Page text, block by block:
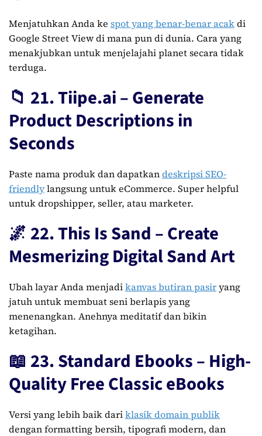
Menjatuhkan Anda ke spot yang benar-benar acakdi
Google Street View di mana pun di dunia. Cara yang
menakjubkan untuk menjelajahi planet secara tidak
terduga.
📁 21. Tiipe.ai – Generate
Product Descriptions in
Seconds
Paste nama produk dan dapatkandeskripsi SEO-
friendlylangsung untuk eCommerce. Super helpful
untuk dropshipper, seller, atau marketer.
🌌 22. This Is Sand – Create
Mesmerizing Digital Sand Art
Ubah layar Anda menjadikanvas butiran pasiryang
jatuh untuk membuat seni berlapis yang
menenangkan. Anehnya meditatif dan bikin
ketagihan.
📖 23. Standard Ebooks – High-
Quality Free Classic eBooks
Versi yang lebih baik dariklasik domain publik
dengan formatting bersih, tipografi modern, dan